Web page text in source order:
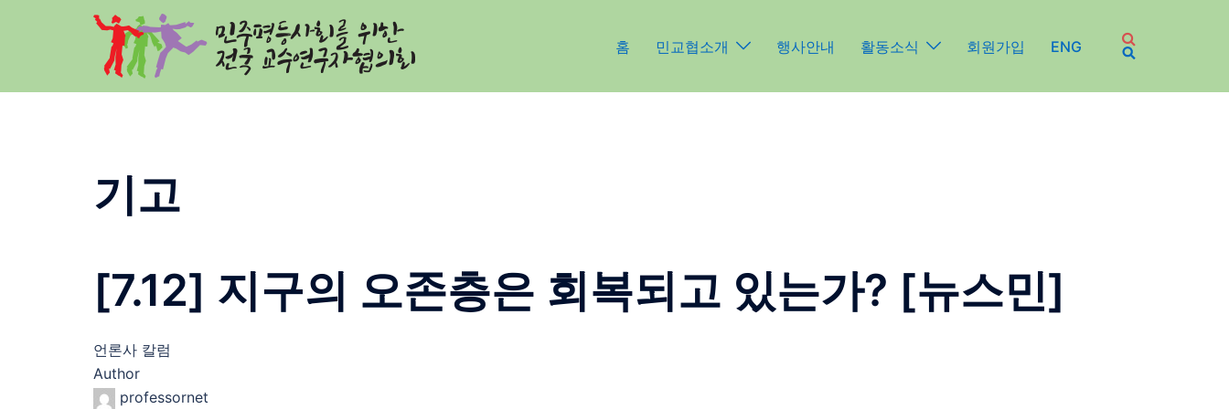
홈 민교협소개 행사안내 활동소식 회원가입 ENG
기고
[7.12] 지구의 오존층은 회복되고 있는가? [뉴스민]
언론사 칼럼
Author
professornet